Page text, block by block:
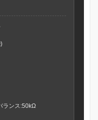
ランス:50kΩ